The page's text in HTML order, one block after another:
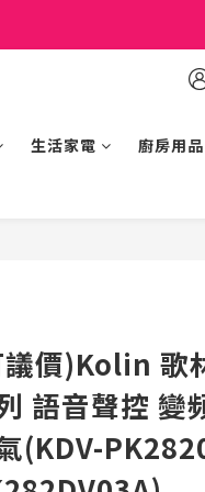
生活家電 廚房用品
價)Kolin 歌
語音聲控 變
(KDV-